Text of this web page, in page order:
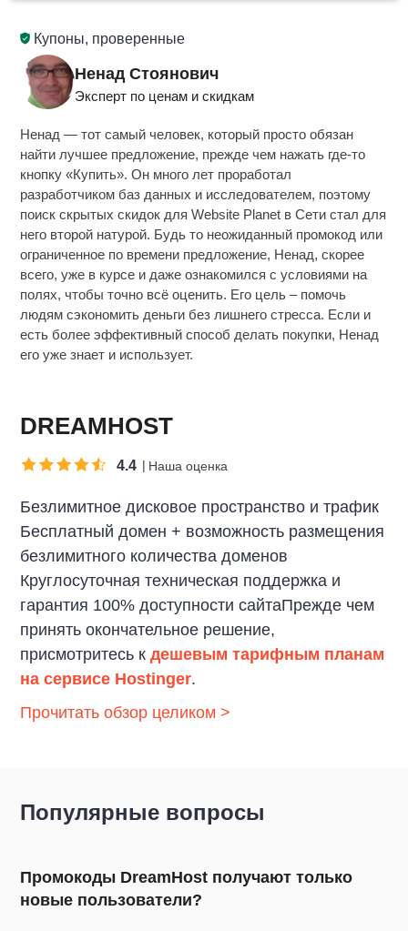
Купоны, проверенные
Ненад Стоянович
Эксперт по ценам и скидкам
Ненад — тот самый человек, который просто обязан
найти лучшее предложение, прежде чем нажать где-то
кнопку «Купить». Он много лет проработал
разработчиком баз данных и исследователем, поэтому
поиск скрытых скидок для Website Planet в Сети стал для
него второй натурой. Будь то неожиданный промокод или
ограниченное по времени предложение, Ненад, скорее
всего, уже в курсе и даже ознакомился с условиями на
полях, чтобы точно всё оценить. Его цель – помочь
людям сэкономить деньги без лишнего стресса. Если и
есть более эффективный способ делать покупки, Ненад
его уже знает и использует.
DREAMHOST
4.4 Наша оценка
Безлимитное дисковое пространство и трафик
Бесплатный домен + возможность размещения
безлимитного количества доменов
Круглосуточная техническая поддержка и
гарантия 100% доступности сайтаПрежде чем
принять окончательное решение,
присмотритесь кдешевым тарифным планам
на сервисе Hostinger.
Прочитать обзор целиком >
Популярные вопросы
Промокоды DreamHost получают только
новые пользователи?